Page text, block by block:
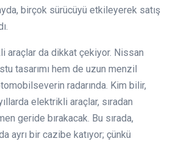
birçok sürücüyü etkileyerek satış
araçlar da dikkat çekiyor. Nissan
tasarımı hem de uzun menzil
radarında. Kim bilir,
elektrikli araçlar, sıradan
geride bırakacak. Bu sırada,
ayrı bir cazibe katıyor; çünkü